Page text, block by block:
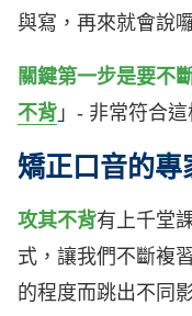
與寫，再來就會說
關鍵第一步是要不
不背 」- 非常符合
矯正口音的專
攻其不背有上千堂
式，讓我們不斷複
的程度而跳出不同